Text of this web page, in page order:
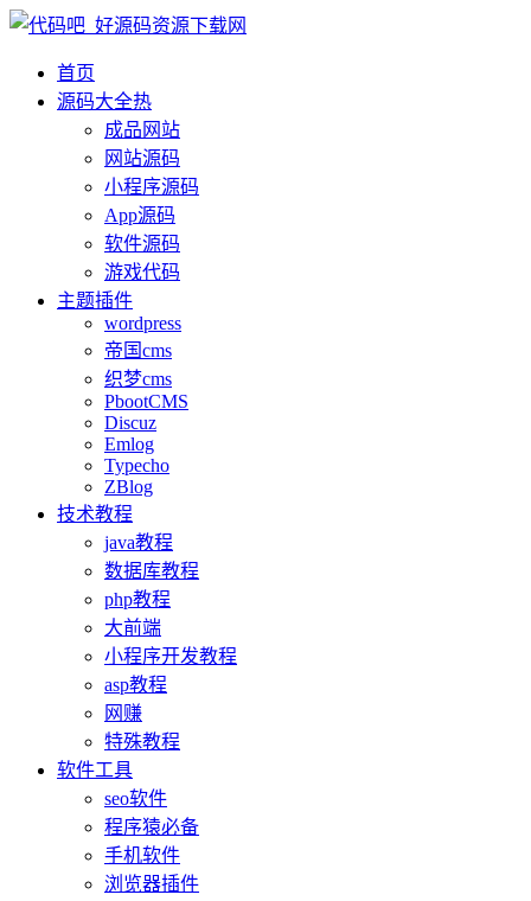
首页
源码大全热
成品网站
网站源码
小程序源码
App源码
软件源码
游戏代码
主题插件
wordpress
帝国cms
织梦cms
PbootCMS
Discuz
Emlog
Typecho
ZBlog
技术教程
java教程
数据库教程
php教程
大前端
小程序开发教程
asp教程
网赚
特殊教程
软件工具
seo软件
程序猿必备
手机软件
浏览器插件